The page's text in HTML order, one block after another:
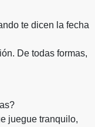
te dicen la fecha
De todas formas,
juegue tranquilo,